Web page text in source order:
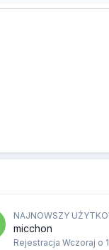
NAJNOWSZY
micchon
Rejestracja Wczoraj o